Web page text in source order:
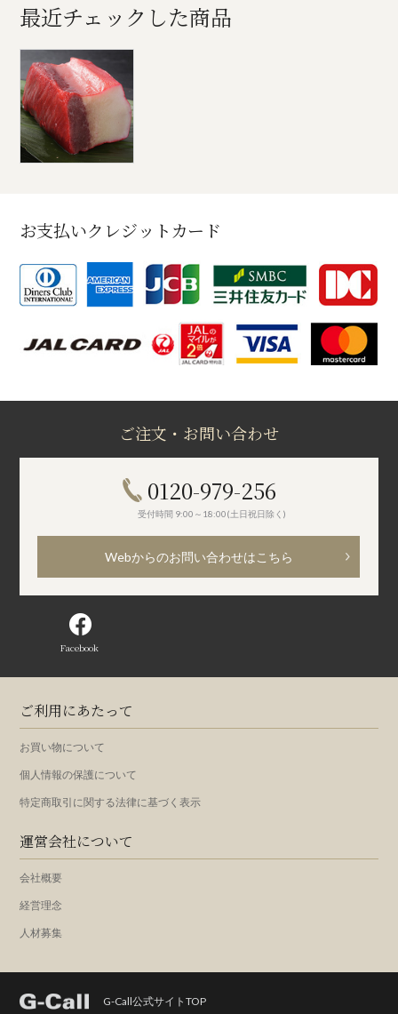
最近チェックした商品
お支払いクレジットカード
ご注文・お問い合わせ
0120-979-256
受付時間 9:00～18:00(土日祝日除く)
Webからのお問い合わせはこちら
Facebook
ご利用にあたって
お買い物について
個人情報の保護について
特定商取引に関する法律に基づく表示
運営会社について
会社概要
経営理念
人材募集
G-Call公式サイトTOP